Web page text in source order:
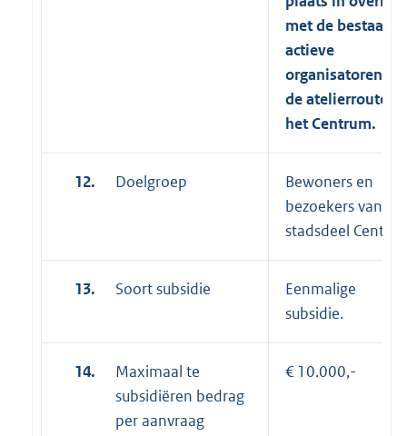
met de
actieve
organisatoren
de atelierroutes
het Centrum.
12. Doelgroep
Bewoners en
bezoekers van
stadsdeel
13. Soort subsidie
Eenmalige
subsidie.
14.
Maximaal te
subsidiëren bedrag
per aanvraag
€ 10.000,-